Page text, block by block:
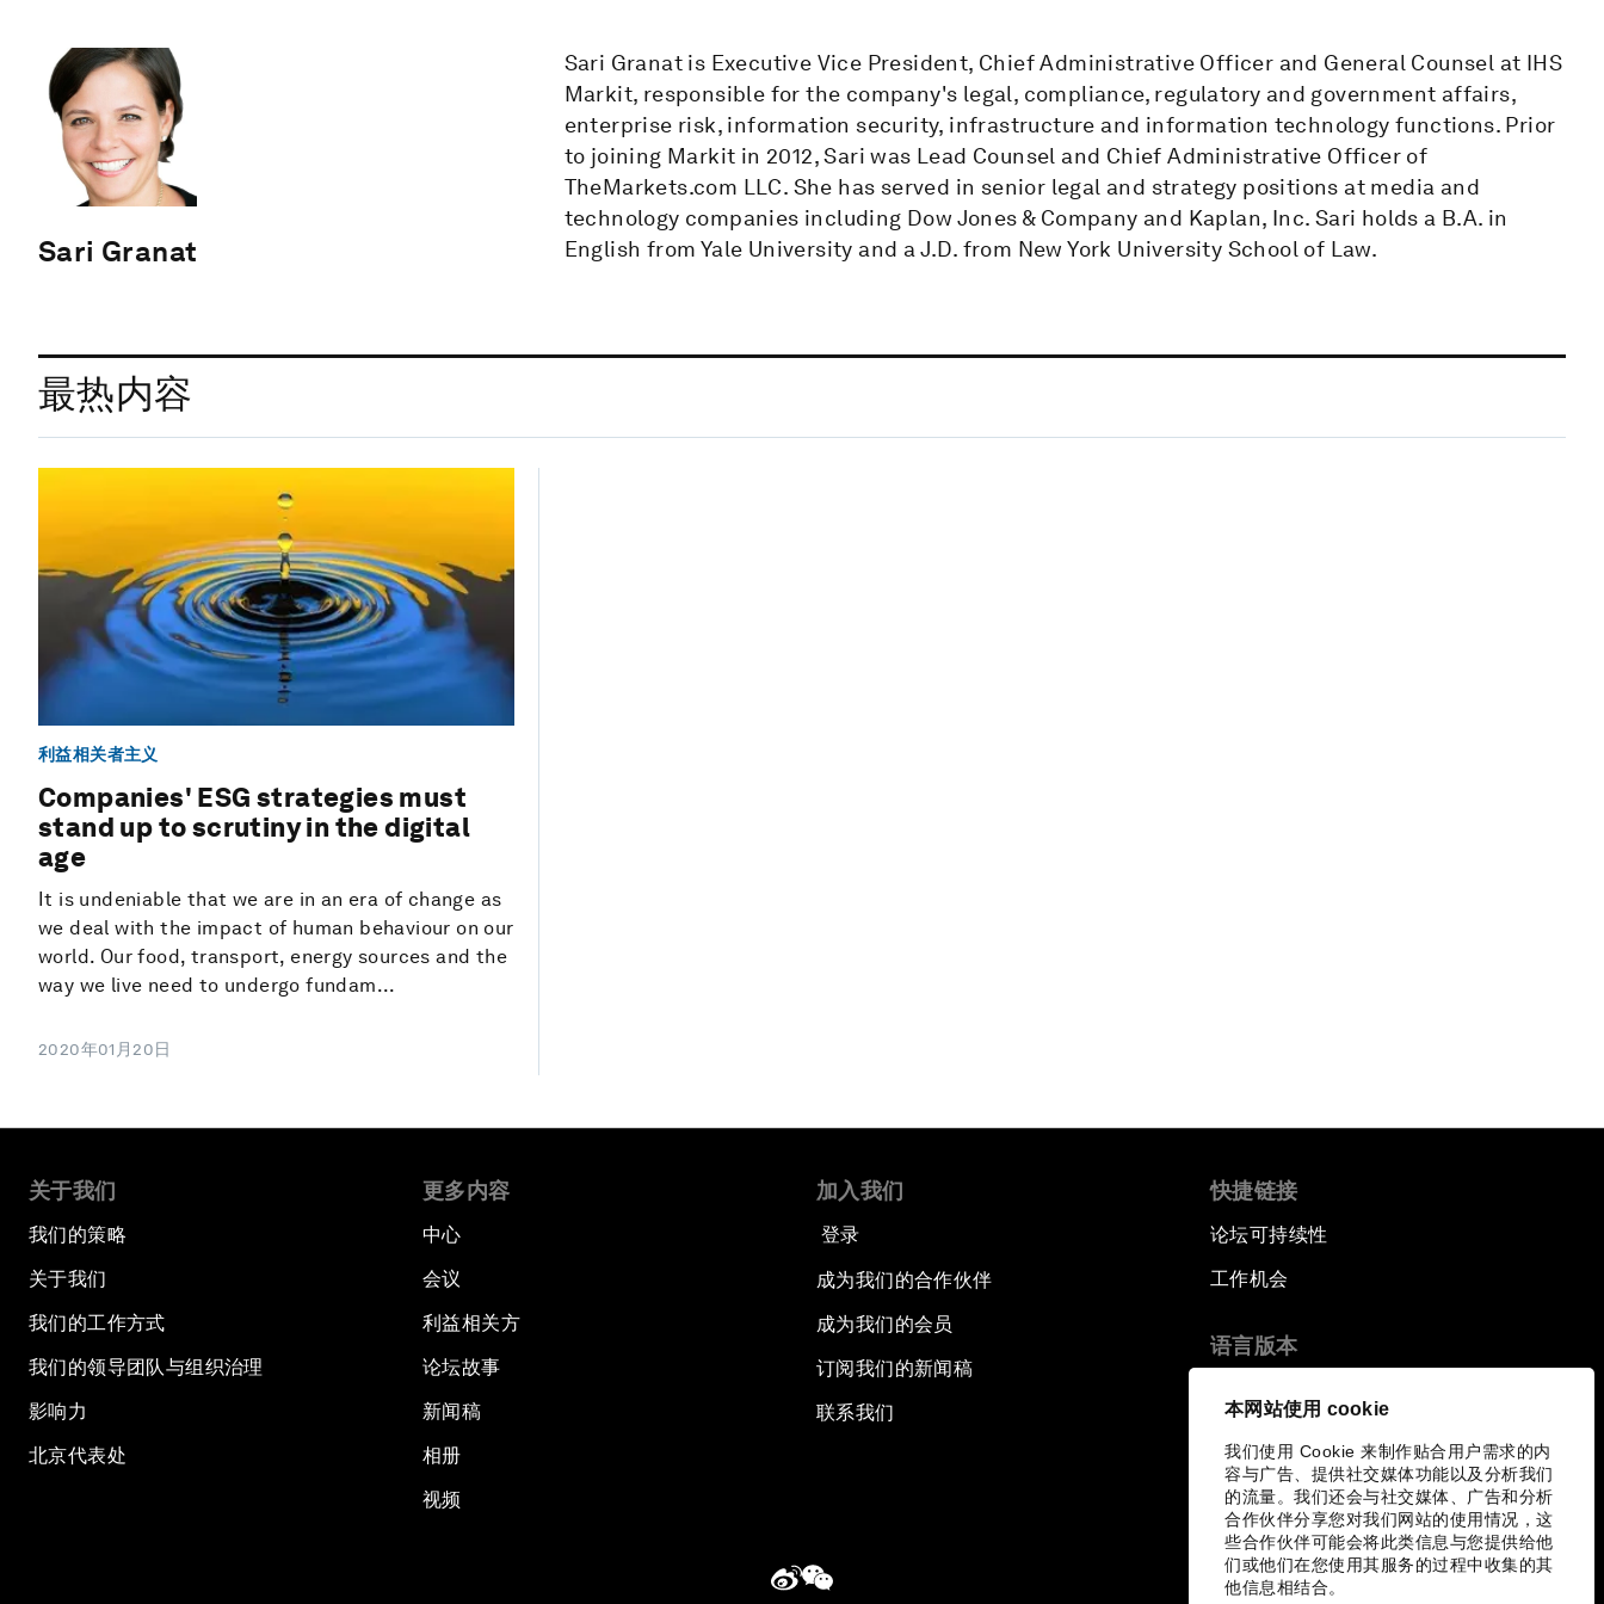
本网站使用 cookie
我们使用 Cookie 来制作贴合用户需求的内
容与广告、提供社交媒体功能以及分析我们
的流量。我们还会与社交媒体、广告和分析
合作伙伴分享您对我们网站的使用情况，这
些合作伙伴可能会将此类信息与您提供给他
们或他们在您使用其服务的过程中收集的其
他信息相结合。
Sari Granat
Sari Granat is Executive Vice President, Chief Administrative Officer and General Counsel at IHS
Markit, responsible for the company's legal, compliance, regulatory and government affairs,
enterprise risk, information security, infrastructure and information technology functions. Prior
to joining Markit in 2012, Sari was Lead Counsel and Chief Administrative Officer of
TheMarkets.com LLC. She has served in senior legal and strategy positions at media and
technology companies including Dow Jones & Company and Kaplan, Inc. Sari holds a B.A. in
English from Yale University and a J.D. from New York University School of Law.
最热内容
利益相关者主义
Companies' ESG strategies must
stand up to scrutiny in the digital
age
It is undeniable that we are in an era of change as
we deal with the impact of human behaviour on our
world. Our food, transport, energy sources and the
way we live need to undergo fundam...
2020年01月20日
关于我们
我们的策略
关于我们
我们的工作方式
我们的领导团队与组织治理
影响力
北京代表处
更多内容
中心
会议
利益相关方
论坛故事
新闻稿
相册
视频
加入我们
登录
成为我们的合作伙伴
成为我们的会员
订阅我们的新闻稿
联系我们
快捷链接
论坛可持续性
工作机会
语言版本